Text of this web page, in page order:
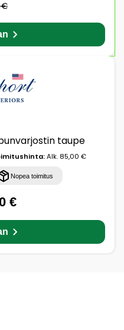
€
taupe
Alk. 85,00 €
Nopea toimitus
€